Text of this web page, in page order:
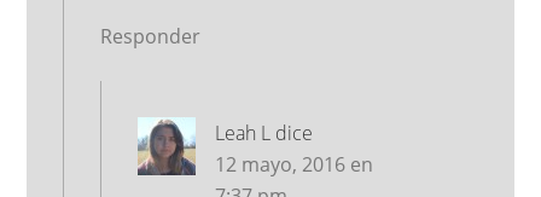
Responder
Leah L dice
12 mayo, 2016 en